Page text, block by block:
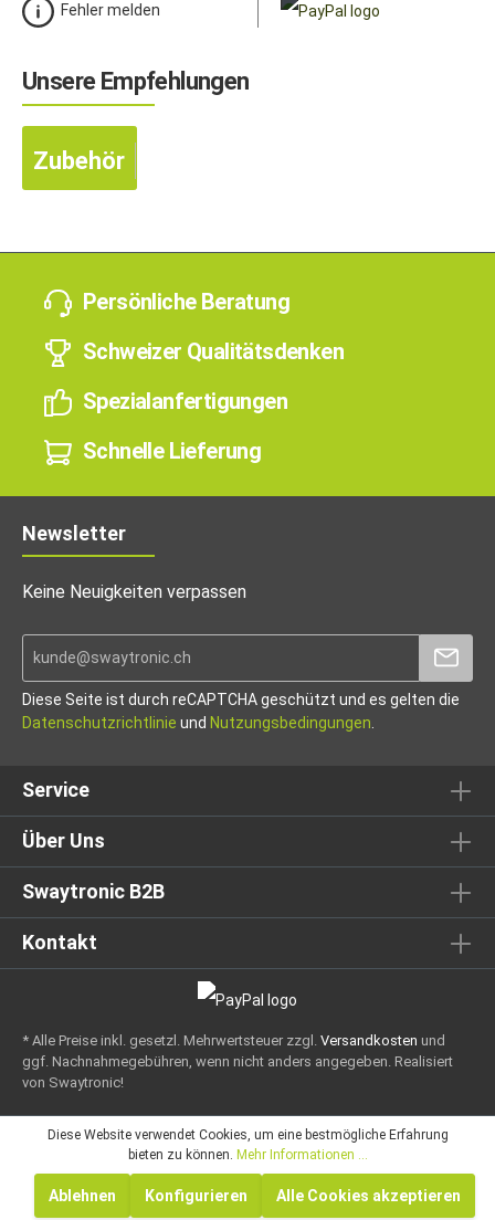
Fehler melden
Unsere Empfehlungen
Zubehör
Persönliche Beratung
Schweizer Qualitätsdenken
Spezialanfertigungen
Schnelle Lieferung
Newsletter
Keine Neuigkeiten verpassen
Diese Seite ist durch reCAPTCHA geschützt und es gelten die
Datenschutzrichtlinie und Nutzungsbedingungen
Service
Über Uns
Swaytronic B2B
Kontakt
* Alle Preise inkl. gesetzl. Mehrwertsteuer zzgl. Versandkosten und
ggf. Nachnahmegebühren, wenn nicht anders angegeben. Realisiert
von Swaytronic!
Diese Website verwendet Cookies, um eine bestmögliche Erfahrung
bieten zu können. Mehr Informationen ...
Ablehnen Konfigurieren Alle Cookies akzeptieren